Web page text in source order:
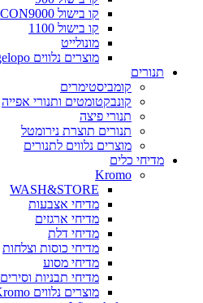
קו בישול ICON9000
קו בישול 1100
מונולייט
מוצרים נלווים Angelopo
תנורים
קומביסטימרים
קונבקטומטים ותנורי אפייה
תנורי פיצה
תנורים תוצרת נירומטל
מוצרים נלווים לתנורים
מדיחי כלים
Kromo
WASH&STORE
מדיחי אצבעות
מדיחי ארגזים
מדיחי דלת
מדיחי כוסות וצלחות
מדיחי מסוע
מדיחי תבניות וסירים
מוצרים נלווים Kromo